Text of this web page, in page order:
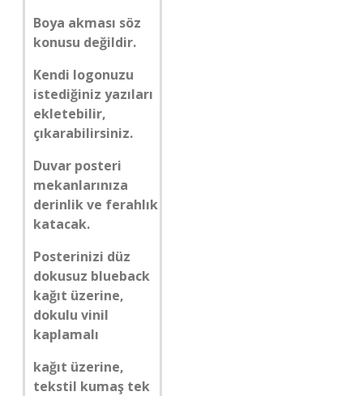
Boya akması söz
konusu değildir.
Kendi logonuzu
istediğiniz yazıları
ekletebilir,
çıkarabilirsiniz.
Duvar posteri
mekanlarınıza
derinlik ve ferahlık
katacak.
Posterinizi düz
dokusuz blueback
kağıt üzerine,
dokulu vinil
kaplamalı
kağıt üzerine,
tekstil kumaş tek